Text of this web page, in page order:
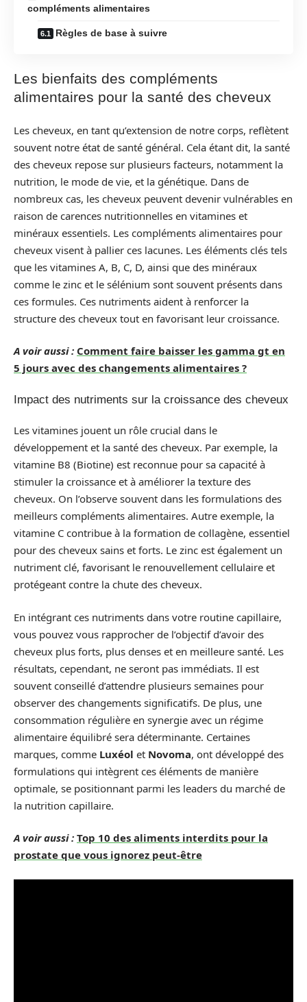
compléments alimentaires
Règles de base à suivre
Les bienfaits des compléments
alimentaires pour la santé des cheveux
Les cheveux, en tant qu’extension de notre corps, reflètent
souvent notre état de santé général. Cela étant dit, la santé
des cheveux repose sur plusieurs facteurs, notamment la
nutrition, le mode de vie, et la génétique. Dans de
nombreux cas, les cheveux peuvent devenir vulnérables en
raison de carences nutritionnelles en vitamines et
minéraux essentiels. Les compléments alimentaires pour
cheveux visent à pallier ces lacunes. Les éléments clés tels
que les vitamines A, B, C, D, ainsi que des minéraux
comme le zinc et le sélénium sont souvent présents dans
ces formules. Ces nutriments aident à renforcer la
structure des cheveux tout en favorisant leur croissance.
A voir aussi : Comment faire baisser les gamma gt en
5 jours avec des changements alimentaires ?
Impact des nutriments sur la croissance des cheveux
Les vitamines jouent un rôle crucial dans le
développement et la santé des cheveux. Par exemple, la
vitamine B8 (Biotine) est reconnue pour sa capacité à
stimuler la croissance et à améliorer la texture des
cheveux. On l’observe souvent dans les formulations des
meilleurs compléments alimentaires. Autre exemple, la
vitamine C contribue à la formation de collagène, essentiel
pour des cheveux sains et forts. Le zinc est également un
nutriment clé, favorisant le renouvellement cellulaire et
protégeant contre la chute des cheveux.
En intégrant ces nutriments dans votre routine capillaire,
vous pouvez vous rapprocher de l’objectif d’avoir des
cheveux plus forts, plus denses et en meilleure santé. Les
résultats, cependant, ne seront pas immédiats. Il est
souvent conseillé d’attendre plusieurs semaines pour
observer des changements significatifs. De plus, une
consommation régulière en synergie avec un régime
alimentaire équilibré sera déterminante. Certaines
marques, comme Luxéol et Novoma, ont développé des
formulations qui intègrent ces éléments de manière
optimale, se positionnant parmi les leaders du marché de
la nutrition capillaire.
A voir aussi : Top 10 des aliments interdits pour la
prostate que vous ignorez peut-être